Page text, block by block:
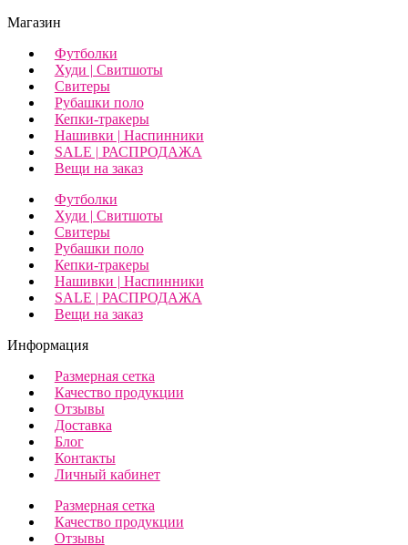
Магазин
Футболки
Худи | Свитшоты
Свитеры
Рубашки поло
Кепки-тракеры
Нашивки | Наспинники
SALE | РАСПРОДАЖА
Вещи на заказ
Футболки
Худи | Свитшоты
Свитеры
Рубашки поло
Кепки-тракеры
Нашивки | Наспинники
SALE | РАСПРОДАЖА
Вещи на заказ
Информация
Размерная сетка
Качество продукции
Отзывы
Доставка
Блог
Контакты
Личный кабинет
Размерная сетка
Качество продукции
Отзывы